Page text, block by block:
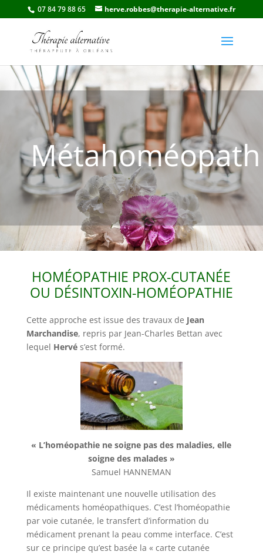
07 84 79 88 65 herve.robbes@therapie-alternative.fr
HOMÉOPATHIE PROX-CUTANÉE
OU DÉSINTOXIN-HOMÉOPATHIE
Cette approche est issue des travaux de Jean
Marchandise, repris par Jean-Charles Bettan avec
lequel Hervés’est formé.
« L’homéopathie ne soigne pas des maladies, elle
soigne des malades »
Samuel HANNEMAN
Il existe maintenant une nouvelle utilisation des
médicaments homéopathiques. C’est l’homéopathie
par voie cutanée, le transfert d’information du
médicament prenant la peau comme interface. C’est
sur ce principe qu’est basée la « carte cutanée